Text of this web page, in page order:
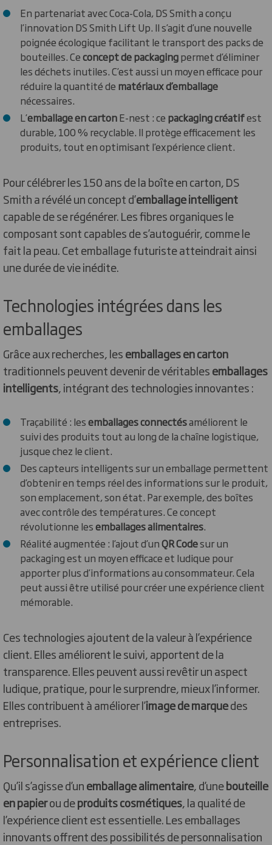
En partenariat avec Coca-Cola, DS Smith a conçu
l’innovation DS Smith Lift Up. Il s’agit d’une nouvelle
poignée écologique facilitant le transport des packs de
bouteilles. Ceconcept de packagingpermet d’éliminer
les déchets inutiles. C’est aussi un moyen efficace pour
réduire la quantité de matériaux d’emballage
nécessaires.
L’emballage en cartonE-nest : ce packaging créatifest
durable, 100 % recyclable. Il protège efficacement les
produits, tout en optimisant l’expérience client.
Pour célébrer les 150 ans de la boîte en carton, DS
Smith a révélé un concept d’emballage intelligent
capable de se régénérer. Les fibres organiques le
composant sont capables de s’autoguérir, comme le
fait la peau. Cet emballage futuriste atteindrait ainsi
une durée de vie inédite.
Technologies intégrées dans les
emballages
Grâce aux recherches, lesemballages en carton
traditionnels peuvent devenir de véritablesemballages
intelligents, intégrant des technologies innovantes :
Traçabilité : lesemballages connectésaméliorent le
suivi des produits tout au long de la chaîne logistique,
jusque chez le client.
Des capteurs intelligents sur un emballage permettent
d’obtenir en temps réel des informations sur le produit,
son emplacement, son état. Par exemple, des boîtes
avec contrôle des températures. Ce concept
révolutionne lesemballages alimentaires.
Réalité augmentée : l’ajout d’unQR Codesur un
packaging est un moyen efficace et ludique pour
apporter plus d’informations au consommateur. Cela
peut aussi être utilisé pour créer une expérience client
mémorable.
Ces technologies ajoutent de la valeur à l’expérience
client. Elles améliorent le suivi, apportent de la
transparence. Elles peuvent aussi revêtir un aspect
ludique, pratique, pour le surprendre, mieux l’informer.
Elles contribuent à améliorer l’image de marquedes
entreprises.
Personnalisation et expérience client
Qu’il s’agisse d’unemballage alimentaire, d’unebouteille
en papierou deproduits cosmétiques, la qualité de
l’expérience client est essentielle. Les emballages
innovants offrent des possibilités de personnalisation